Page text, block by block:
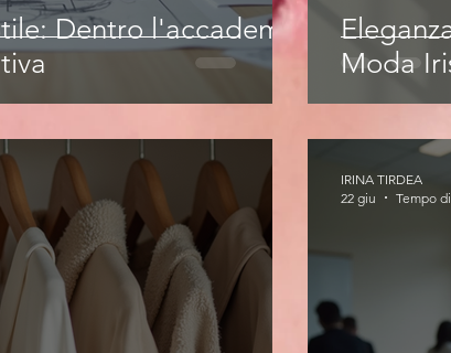
Dentro l'accademia
Moda
IRINA TIRDEA
22 giu
Tempo